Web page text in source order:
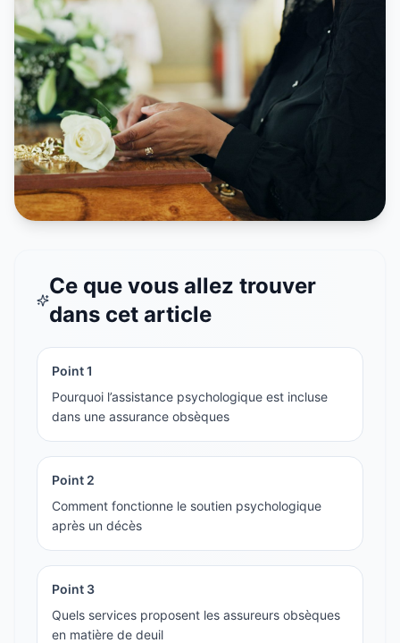
Ce que vous allez trouver
dans cet article
Point1
Pourquoi l’assistance psychologique est incluse
dans une assurance obsèques
Point 2
Comment fonctionne le soutien psychologique
après un décès
Point 3
Quels services proposent les assureurs obsèques
en matière de deuil